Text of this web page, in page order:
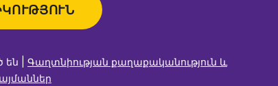
են | Գաղտնիության քաղաքականություն և